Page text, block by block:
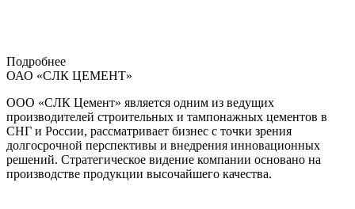
Подробнее
ОАО «СЛК ЦЕМЕНТ»
ООО «СЛК Цемент» является одним из ведущих
производителей строительных и тампонажных цементов в
СНГ и России, рассматривает бизнес с точки зрения
долгосрочной перспективы и внедрения инновационных
решений. Стратегическое видение компании основано на
производстве продукции высочайшего качества.